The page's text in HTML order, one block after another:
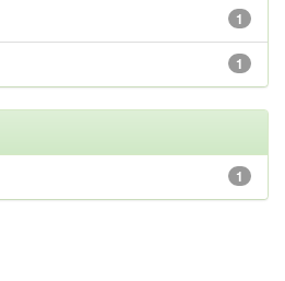
1
1
1